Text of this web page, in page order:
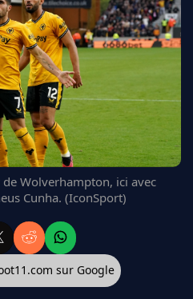
Wolverhampton, ici avec
Cunha. (IconSport)
sur Google